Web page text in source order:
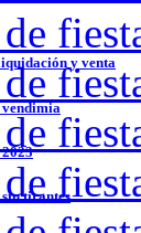
y venta
vendimia
sin tirantes